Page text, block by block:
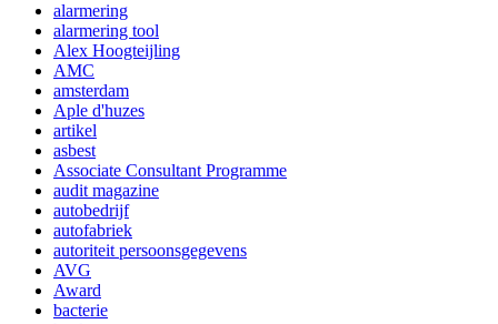
alarmering
alarmering tool
Alex Hoogteijling
AMC
amsterdam
Aple d'huzes
artikel
asbest
Associate Consultant Programme
audit magazine
autobedrijf
autofabriek
autoriteit persoonsgegevens
AVG
Award
bacterie